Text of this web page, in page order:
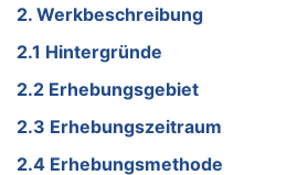
2. Werkbeschreibung
2.1 Hintergründe
2.2 Erhebungsgebiet
2.3 Erhebungszeitraum
2.4 Erhebungsmethode